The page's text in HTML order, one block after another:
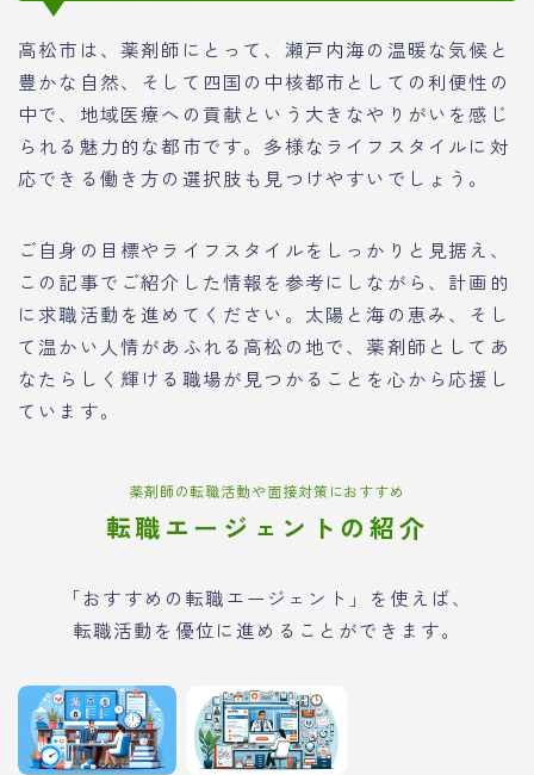
高松市は、薬剤師にとって、瀬戸内海の温暖な気候と
豊かな自然、そして四国の中核都市としての利便性の
中で、地域医療への貢献という大きなやりがいを感じ
られる魅力的な都市です。多様なライフスタイルに対
応できる働き方の選択肢も見つけやすいでしょう。
ご自身の目標やライフスタイルをしっかりと見据え、
この記事でご紹介した情報を参考にしながら、計画的
に求職活動を進めてください。太陽と海の恵み、そし
て温かい人情があふれる高松の地で、薬剤師としてあ
なたらしく輝ける職場が見つかることを心から応援し
ています。
薬剤師の転職活動や面接対策におすすめ
転職エージェントの紹介
「おすすめの転職エージェント」を使えば、
転職活動を優位に進めることができます。